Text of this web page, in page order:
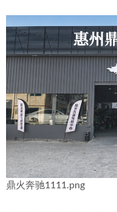
鼎火奔驰1111.png